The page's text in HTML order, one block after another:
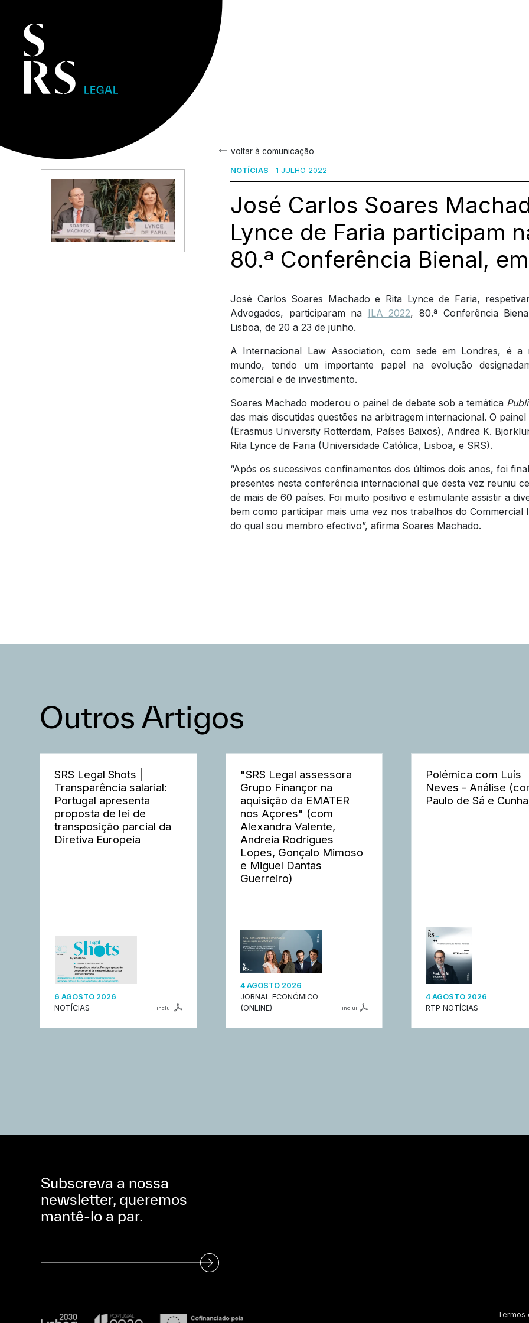
voltar à comunicação
NOTÍCIAS 1 JULHO 2022
José Carlos Soares
Lynce de Faria participam
80.ª Conferência Bienal,
José Carlos Soares Machado e Rita Lynce de Faria,
Advogados, participaram na ILA 2022, 80.ª Conferência
Lisboa, de 20 a 23 de junho.
A Internacional Law Association, com sede em Londres, é a
mundo, tendo um importante papel na evolução
comercial e de investimento.
Soares Machado moderou o painel de debate sob a temática
das mais discutidas questões na arbitragem internacional. O
(Erasmus University Rotterdam, Países Baixos), Andrea K.
Rita Lynce de Faria (Universidade Católica, Lisboa, e SRS).
“Após os sucessivos confinamentos dos últimos dois anos, foi
presentes nesta conferência internacional que desta vez reuniu
de mais de 60 países. Foi muito positivo e estimulante assistir a
bem como participar mais uma vez nos trabalhos do
do qual sou membro efectivo”, afirma Soares Machado.
Outros Artigos
SRS Legal Shots |
Transparência salarial:
Portugal apresenta
proposta de lei de
transposição parcial da
Diretiva Europeia
6 AGOSTO 2026
NOTÍCIAS
inclui
"SRS Legal assessora
Grupo Finançor na
aquisição da EMATER
nos Açores" (com
Alexandra Valente,
Andreia Rodrigues
Lopes, Gonçalo Mimoso
e Miguel Dantas
Guerreiro)
4 AGOSTO 2026
JORNAL ECONÓMICO
(ONLINE)
inclui
Polémica com Luís
Neves - Análise
Paulo de Sá e
4 AGOSTO 2026
RTP NOTÍCIAS
Subscreva a nossa
newsletter, queremos
mantê-lo a par.
Subscreva a nossa Newsletter
Termos